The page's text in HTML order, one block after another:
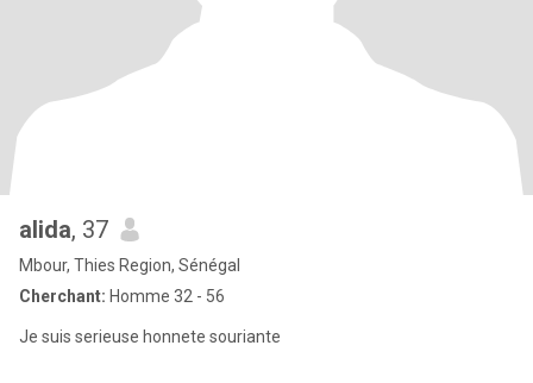
alida, 37
Mbour, Thies Region, Sénégal
Cherchant: Homme 32 - 56
Je suis serieuse honnete souriante